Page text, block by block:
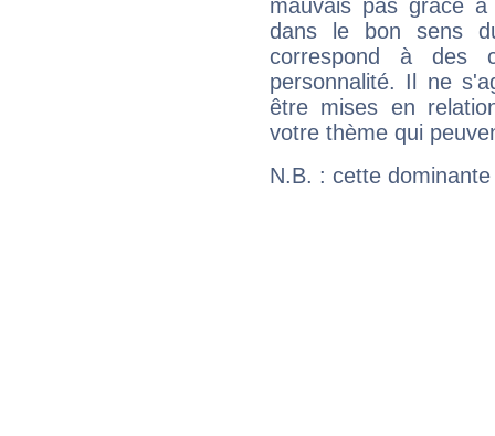
mauvais pas grâce
dans le bon sens
correspond à des
personnalité. Il ne
être mises en
votre thème qui
N.B. : cette